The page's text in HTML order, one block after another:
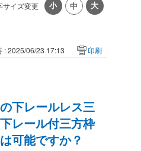
サイズ変更
: 2025/06/23 17:13 印刷
下レールレス三
レール付三方枠
可能ですか？